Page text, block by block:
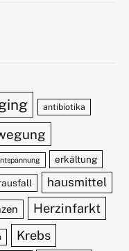
antibiotika
erkältung
hausmittel
Herzinfarkt
Krebs